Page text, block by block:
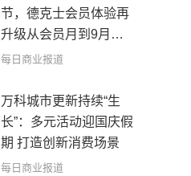
节，德克士会员体验再
升级从会员月到9月
GOOD节，德克士会员
每日商业报道
万科城市更新持续“生
长”：多元活动迎国庆假
期 打造创新消费场景
每日商业报道